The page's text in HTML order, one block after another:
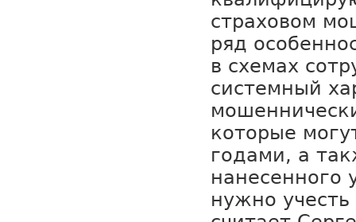
страховом
ряд
в схемах
системный
которые
годами, а
нанесенного
нужно учесть